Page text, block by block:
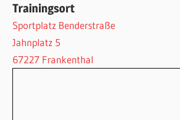
Trainingsort
Sportplatz Benderstraße
Jahnplatz 5
67227 Frankenthal